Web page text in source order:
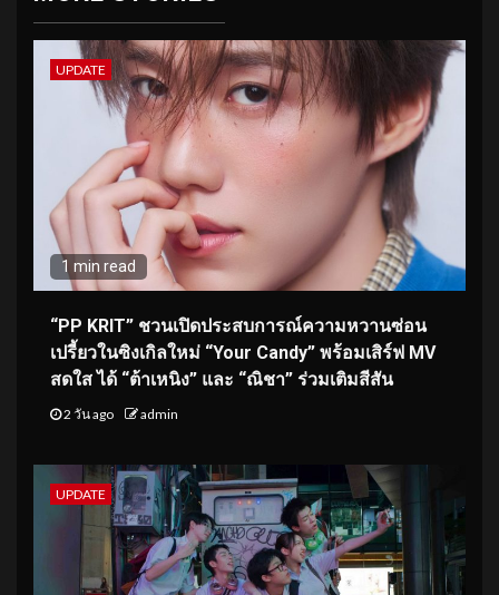
UPDATE
1 min read
“PP KRIT” ชวนเปิดประสบการณ์ความหวานซ่อน
เปรี้ยวในซิงเกิลใหม่ “Your Candy” พร้อมเสิร์ฟ MV
สดใส ได้ “ต้าเหนิง” และ “ณิชา” ร่วมเติมสีสัน
2 วัน ago admin
UPDATE